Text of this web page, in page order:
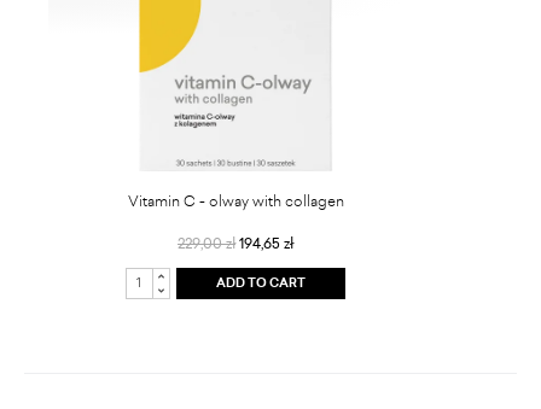
Vitamin C - olway with collagen
229,00 zł 194,65 zł
ADD TO CART